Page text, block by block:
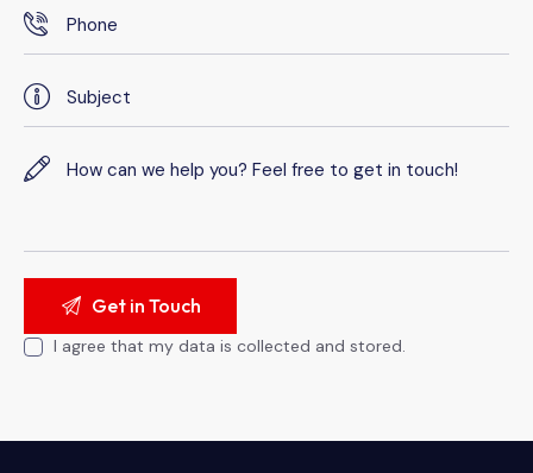
I agree that my data is collected and stored.